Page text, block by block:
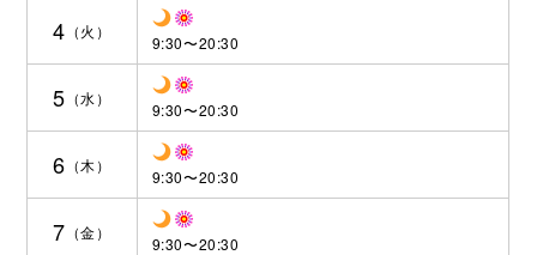
4 9:30〜20:30
5 9:30〜20:30
6 9:30〜20:30
7 9:30〜20:30